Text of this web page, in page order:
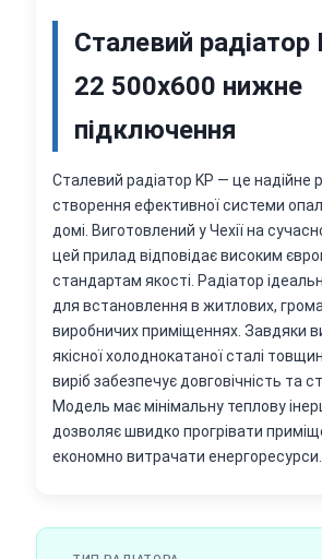
Сталевий радіатор
22 500х600 нижне
підключення
Сталевий радіатор KP — це надійне
створення ефективної системи
домі. Виготовлений у Чехії на
цей прилад відповідає високим
стандартам якості. Радіатор
для встановлення в житлових,
виробничих приміщеннях. Завдяки
якісної холоднокатаної сталі
виріб забезпечує довговічність та
Модель має мінімальну теплову
дозволяє швидко прогрівати
економно витрачати енергоресурси.